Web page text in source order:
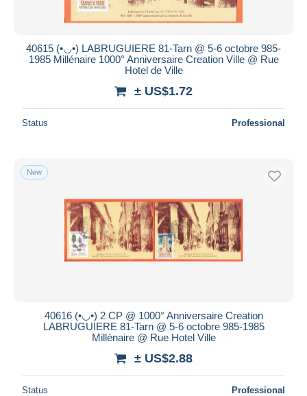
40615 (•◡•) LABRUGUIERE 81-Tarn @ 5-6 octobre 985-
1985 Millénaire 1000° Anniversaire Creation Ville @ Rue
Hotel de Ville
± US$1.72
Status Professional
New
40616 (•◡•) 2 CP @ 1000° Anniversaire Creation
LABRUGUIERE 81-Tarn @ 5-6 octobre 985-1985
Millénaire @ Rue Hotel Ville
± US$2.88
Status Professional